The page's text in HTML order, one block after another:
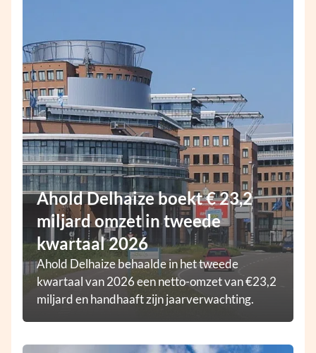
Ahold Delhaize boekt € 23,2
miljard omzet in tweede
kwartaal 2026
Ahold Delhaize behaalde in het tweede
kwartaal van 2026 een netto-omzet van €23,2
miljard en handhaaft zijn jaarverwachting.